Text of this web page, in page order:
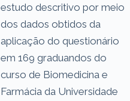
estudo descritivo por meio
dos dados obtidos da
aplicação do questionário
em 169 graduandos do
curso de Biomedicina e
Farmácia da Universidade